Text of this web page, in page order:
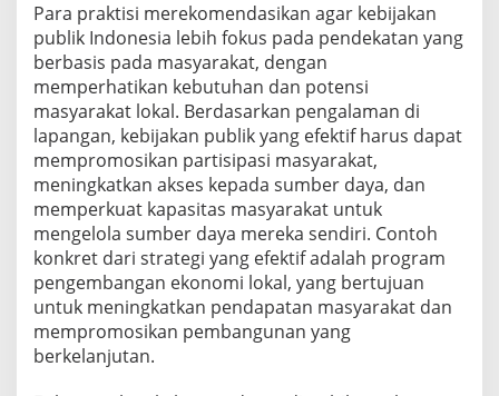
Para praktisi merekomendasikan agar kebijakan
publik Indonesia lebih fokus pada pendekatan yang
berbasis pada masyarakat, dengan
memperhatikan kebutuhan dan potensi
masyarakat lokal. Berdasarkan pengalaman di
lapangan, kebijakan publik yang efektif harus dapat
mempromosikan partisipasi masyarakat,
meningkatkan akses kepada sumber daya, dan
memperkuat kapasitas masyarakat untuk
mengelola sumber daya mereka sendiri. Contoh
konkret dari strategi yang efektif adalah program
pengembangan ekonomi lokal, yang bertujuan
untuk meningkatkan pendapatan masyarakat dan
mempromosikan pembangunan yang
berkelanjutan.